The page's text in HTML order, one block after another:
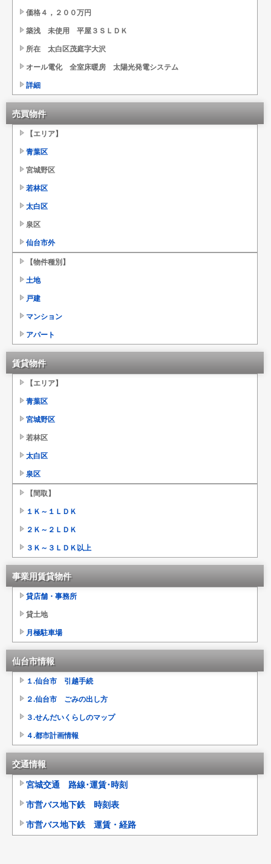
価格４，２００万円
築浅 未使用 平屋３ＳＬＤＫ
所在 太白区茂庭字大沢
オール電化 全室床暖房 太陽光発電システム
詳細
売買物件
【エリア】
青葉区
宮城野区
若林区
太白区
泉区
仙台市外
【物件種別】
土地
戸建
マンション
アパート
賃貸物件
【エリア】
青葉区
宮城野区
若林区
太白区
泉区
【間取】
１Ｋ～１ＬＤＫ
２Ｋ～２ＬＤＫ
３Ｋ～３ＬＤＫ以上
事業用賃貸物件
貸店舗・事務所
貸土地
月極駐車場
仙台市情報
１.仙台市 引越手続
２.仙台市 ごみの出し方
３.せんだいくらしのマップ
４.都市計画情報
交通情報
宮城交通 路線･運賃･時刻
市営バス地下鉄 時刻表
市営バス地下鉄 運賃・経路